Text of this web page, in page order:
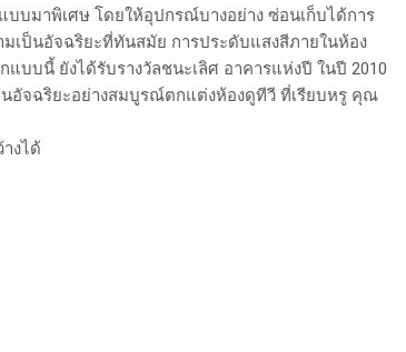
บบมาพิเศษ โดยให้อุปกรณ์บางอย่าง ซ่อนเก็บได้การ
เป็นอัจฉริยะที่ทันสมัย การประดับแสงสีภายในห้อง
บบนี้ ยังได้รับรางวัลชนะเลิศ อาคารแห่งปี ในปี 2010
อัจฉริยะอย่างสมบูรณ์ตกแต่งห้องดูทีวี ที่เรียบหรู คุณ
งได้